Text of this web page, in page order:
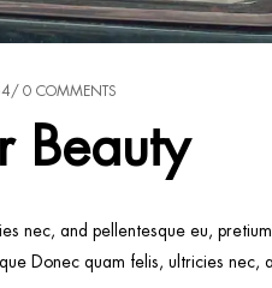
0 COMMENTS
Beauty
nec, and pellentesque eu,
Donec quam felis, ultricies